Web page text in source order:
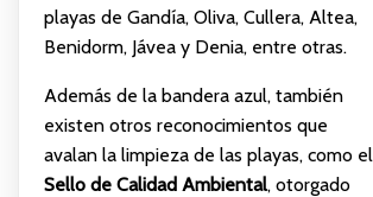
playas de Gandía, Oliva, Cullera, Altea,
Benidorm, Jávea y Denia, entre otras.
Además de la bandera azul, también
existen otros reconocimientos que
avalan la limpieza de las playas, como el
Sello de Calidad Ambiental, otorgado